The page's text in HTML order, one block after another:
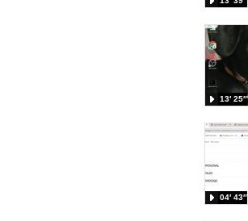
13′ 25″
04′ 43″